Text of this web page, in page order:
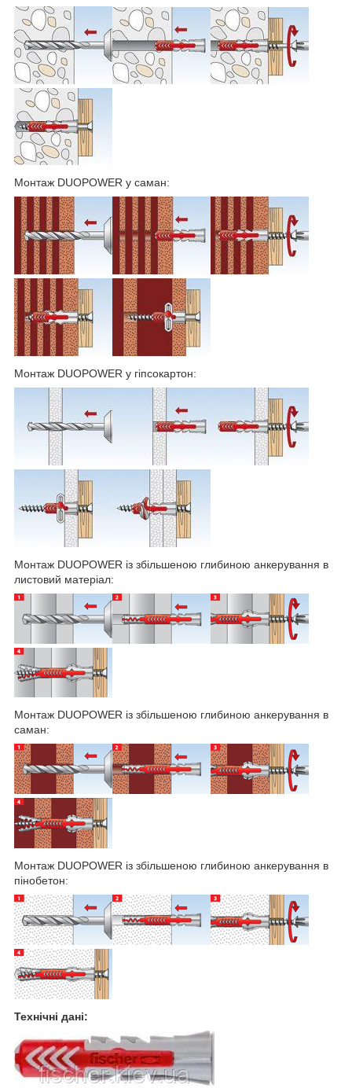
Монтаж DUOPOWER у саман:
Монтаж DUOPOWER у гіпсокартон:
Монтаж DUOPOWER із збільшеною глибиною анкерування в
листовий матеріал:
Монтаж DUOPOWER із збільшеною глибиною анкерування в
саман:
Монтаж DUOPOWER із збільшеною глибиною анкерування в
пінобетон:
Технічні дані: